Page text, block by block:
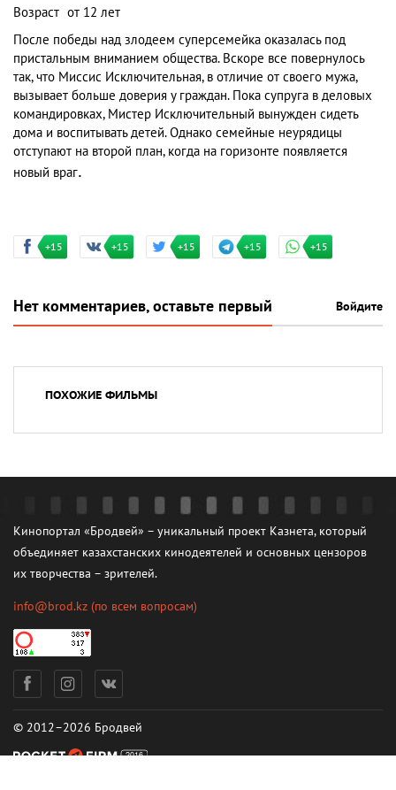
Возраст от 12 лет
После победы над злодеем суперсемейка оказалась под
пристальным вниманием общества. Вскоре все повернулось
так, что Миссис Исключительная, в отличие от своего мужа,
вызывает больше доверия у граждан. Пока супруга в деловых
командировках, Мистер Исключительный вынужден сидеть
дома и воспитывать детей. Однако семейные неурядицы
отступают на второй план, когда на горизонте появляется
новый враг.
+15 +15 +15 +15 +15
Нет комментариев, оставьте первый Войдите
ПОХОЖИЕ ФИЛЬМЫ
Кинопортал «Бродвей» – уникальный проект Казнета, который
объединяет казахстанских кинодеятелей и основных цензоров
их творчества – зрителей.
info@brod.kz (по всем вопросам)
© 2012–2026 Бродвей